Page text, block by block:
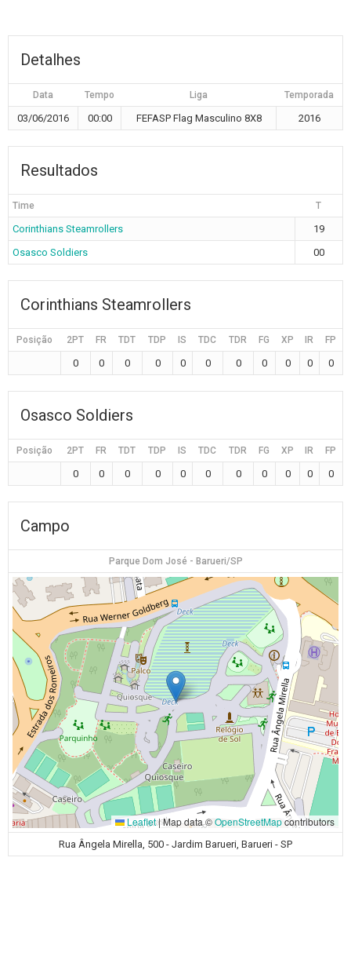
Detalhes
Data Tempo Liga Temporada
03/06/2016 00:00 FEFASP Flag Masculino 8X8 2016
Resultados
Time T
Corinthians Steamrollers
19
Osasco Soldiers
00
Corinthians Steamrollers
Posição 2PT FR TDT TDP IS TDC TDR FG XP IR FP
0 0 0 0 0 0 0 0 0 0 0
Osasco Soldiers
Posição 2PT FR TDT TDP IS TDC TDR FG XP IR FP
0 0 0 0 0 0 0 0 0 0 0
Campo
Parque Dom José - Barueri/SP
Leaflet|Map data ©OpenStreetMapcontributors
Rua Ângela Mirella, 500 - Jardim Barueri, Barueri - SP